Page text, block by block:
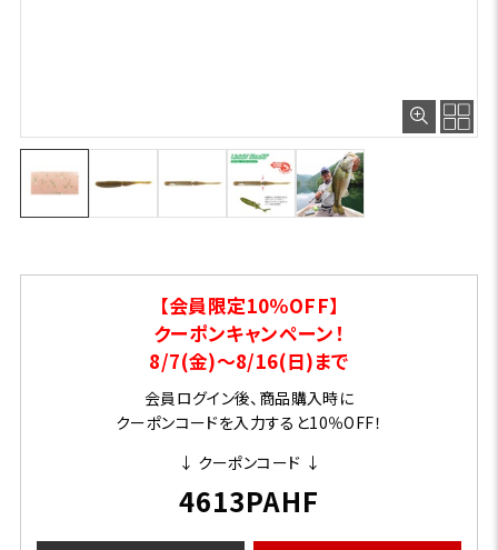
【会員限定10％OFF】
クーポンキャンペーン！
8/7(金)～8/16(日)まで
会員ログイン後、商品購入時に
クーポンコードを入力すると10％OFF！
↓ クーポンコード ↓
4613PAHF